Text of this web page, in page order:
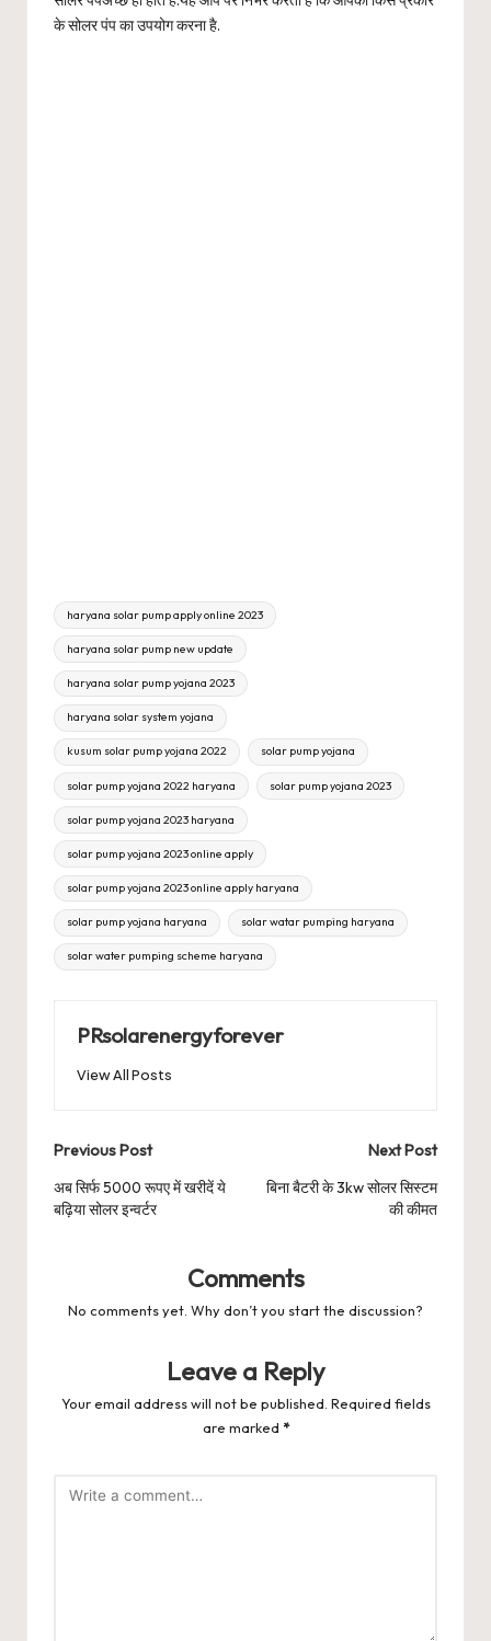
के सोलर पंप का उपयोग करना है.
Tags:
haryana solar pump apply online 2023
haryana solar pump new update
haryana solar pump yojana 2023
haryana solar system yojana
kusum solar pump yojana 2022 solar pump yojana
solar pump yojana 2022 haryana solar pump yojana 2023
solar pump yojana 2023 haryana
solar pump yojana 2023 online apply
solar pump yojana 2023 online apply haryana
solar pump yojana haryana solar watar pumping haryana
solar water pumping scheme haryana
PRsolarenergyforever
View All Posts
Post
navigation
Previous Post
अब सिर्फ 5000 रूपए में खरीदें ये
बढ़िया सोलर इन्वर्टर
Next Post
बिना बैटरी के 3kw सोलर सिस्टम
की कीमत
Comments
No comments yet. Why don’t you start the discussion?
Leave a Reply
Your email address will not be published. Required fields
are marked *